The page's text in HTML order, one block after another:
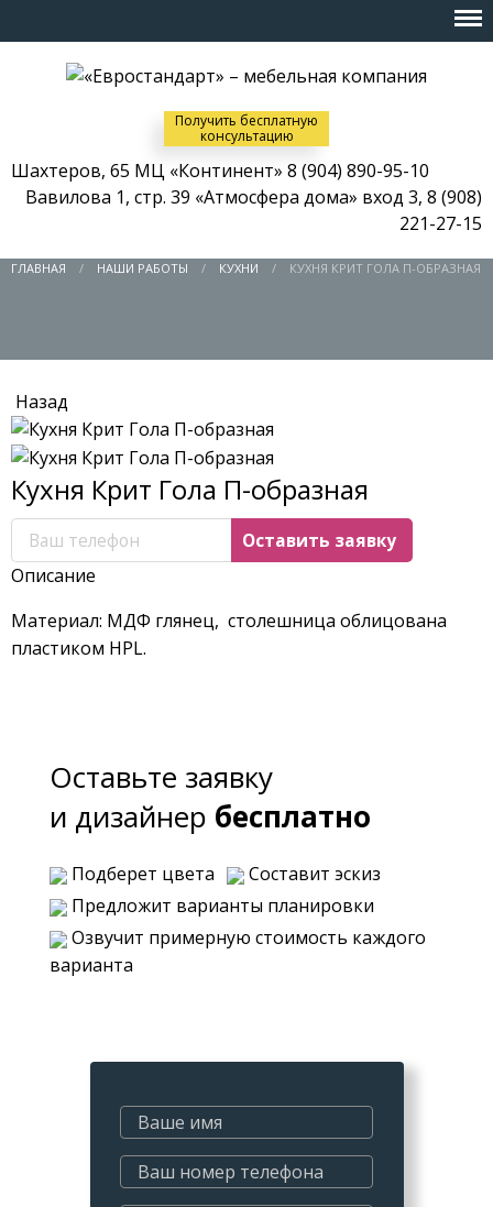
Получить бесплатную
консультацию
Шахтеров, 65 МЦ «Континент» 8 (904) 890-95-10
Вавилова 1, стр. 39 «Атмосфера дома» вход 3, 8 (908)
221-27-15
ГЛАВНАЯ НАШИ РАБОТЫ КУХНИ КУХНЯ КРИТ ГОЛА П-ОБРАЗНАЯ
Назад
Кухня Крит Гола П-образная
Описание
Материал: МДФ глянец, столешница облицована
пластиком HPL.
Оставьте заявку
и дизайнер бесплатно
Подберет цвета
Составит эскиз
Предложит варианты планировки
Озвучит примерную стоимость каждого
варианта